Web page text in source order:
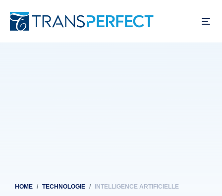
to
Breadcrumb
HOME TECHNOLOGIE INTELLIGENCE ARTIFICIELLE